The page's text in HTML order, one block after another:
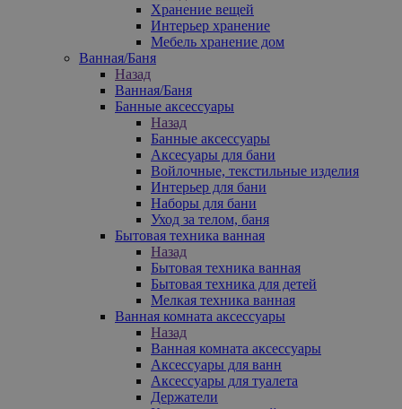
Хранение вещей
Интерьер хранение
Мебель хранение дом
Ванная/Баня
Назад
Ванная/Баня
Банные аксессуары
Назад
Банные аксессуары
Аксесуары для бани
Войлочные, текстильные изделия
Интерьер для бани
Наборы для бани
Уход за телом, баня
Бытовая техника ванная
Назад
Бытовая техника ванная
Бытовая техника для детей
Мелкая техника ванная
Ванная комната аксессуары
Назад
Ванная комната аксессуары
Аксессуары для ванн
Аксессуары для туалета
Держатели